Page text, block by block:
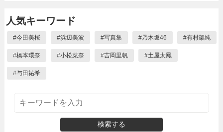
人気キーワード
#今田美桜 #浜辺美波 #写真集 #乃木坂46 #有村架純
#橋本環奈 #小松菜奈 #吉岡里帆 #土屋太鳳
#与田祐希
検索する